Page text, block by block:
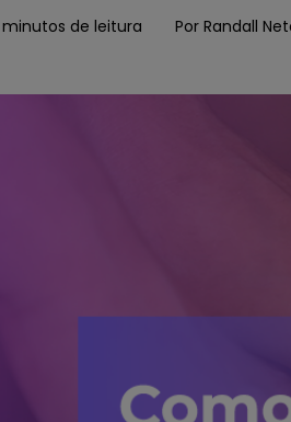
minutos de leitura Por Randall